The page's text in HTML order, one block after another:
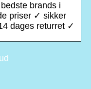
brands i
priser ✓ sikker
dages returret ✓